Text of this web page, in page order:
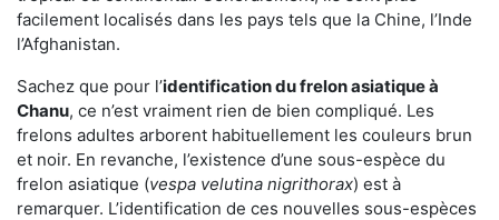
facilement localisés dans les pays tels que la Chine, l’Inde
l’Afghanistan.
Sachez que pour l’identification du frelon asiatiqueà
Chanu, ce n’est vraiment rien de bien compliqué. Les
frelons adultes arborent habituellement les couleurs brun
et noir. En revanche, l’existence d’une sous-espèce du
frelon asiatique (vespa velutina nigrithorax) est à
remarquer. L’identification de ces nouvelles sous-espèces